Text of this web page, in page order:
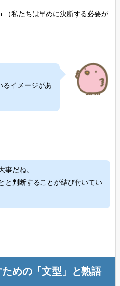
（私たちは早めに決断する必要が
るイメージがあ
事だね。
と判断することが結び付いてい
めの「文型」と熟語